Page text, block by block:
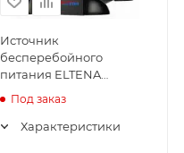
Источник
бесперебойного
питания ELTENA
Под заказ
Характеристики